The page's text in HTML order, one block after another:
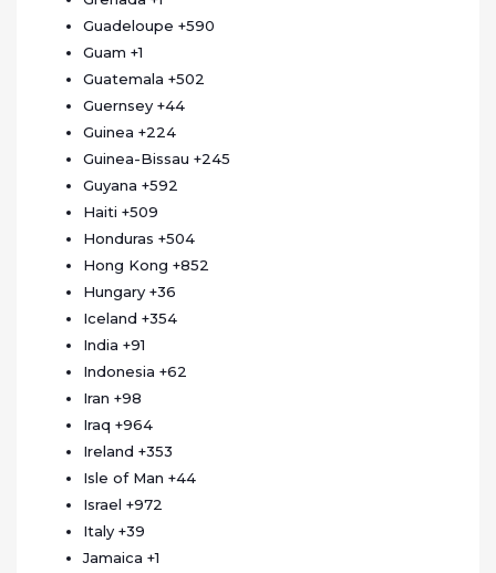
Guadeloupe +590
Guam +1
Guatemala +502
Guernsey +44
Guinea +224
Guinea-Bissau +245
Guyana +592
Haiti +509
Honduras +504
Hong Kong +852
Hungary +36
Iceland +354
India +91
Indonesia +62
Iran +98
Iraq +964
Ireland +353
Isle of Man +44
Israel +972
Italy +39
Jamaica +1